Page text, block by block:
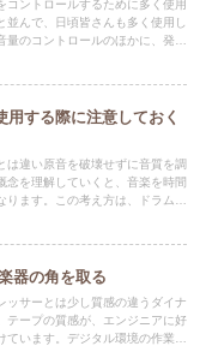
コントロールするために多く使用
んで、日頃皆さんも多く使用し
のコントロールのほかに、発音
する際に注意しておく
は違い原音を破壊せずに音質を調
念を理解していくと、音楽を時間
ます。この考え方は、ドラムや
器の角を取る
ッサーとは少し質感の違うダイナ
テープの質感が、エンジニアに好
います。デジタル環境の作業が